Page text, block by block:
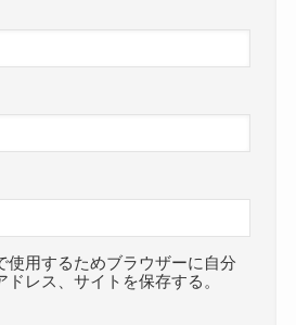
使用するためブラウザーに自分
レス、サイトを保存する。